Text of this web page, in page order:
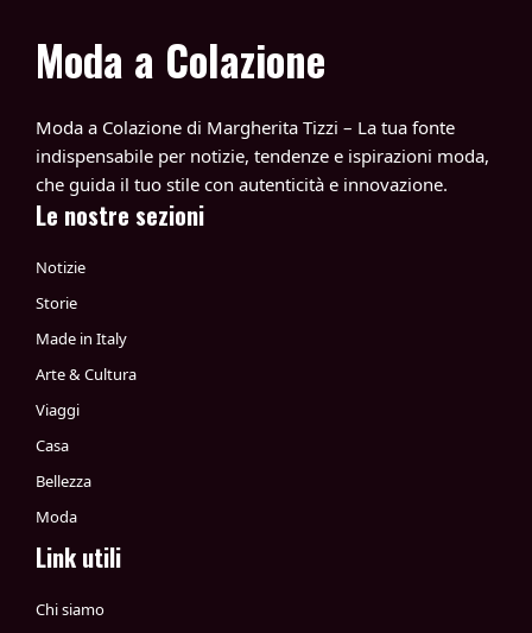
Moda a Colazione
Moda a Colazione di Margherita Tizzi – La tua fonte
indispensabile per notizie, tendenze e ispirazioni moda,
che guida il tuo stile con autenticità e innovazione.
Le nostre sezioni
Notizie
Storie
Made in Italy
Arte & Cultura
Viaggi
Casa
Bellezza
Moda
Link utili
Chi siamo